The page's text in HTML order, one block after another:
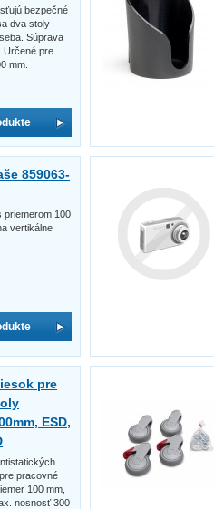
bezpečné
dva stoly
Súprava
Určené pre
mm.
859063-
priemerom 100
vertikálne
pre
ESD,
pracovné
100 mm,
nosnosť 300